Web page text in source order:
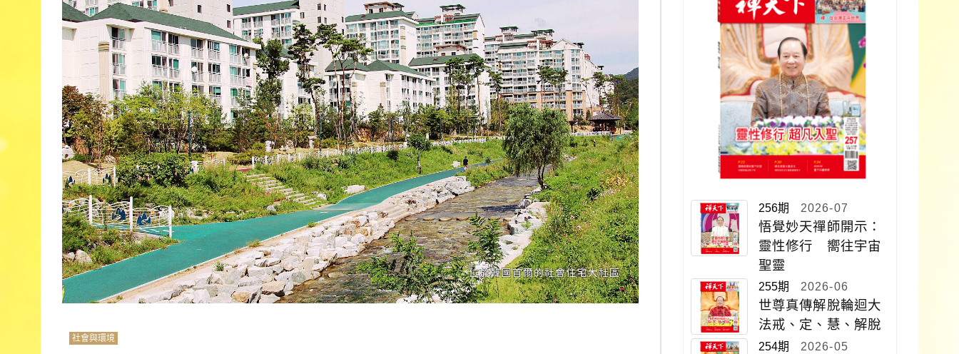
社會與環境
256期 2026-07
悟覺妙天禪師開示：
靈性修行 嚮往宇宙
聖靈
255期 2026-06
世尊真傳解脫輪迴大
法戒、定、慧、解脫
254期 2026-05